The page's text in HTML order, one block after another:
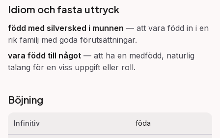
Idiom och fasta uttryck
född med silversked i munnen — att vara född in i en
rik familj med goda förutsättningar.
vara född till något — att ha en medfödd, naturlig
talang för en viss uppgift eller roll.
Böjning
Infinitiv föda